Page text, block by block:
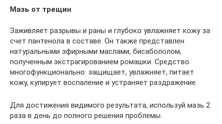
Мазь от трещин
Заживляет разрывы и раны и глубоко увлажняет кожу за
счет пантенола в составе. Он также представлен
натуральными эфирными маслами, бисабололом,
полученным экстрагированием ромашки. Средство
многофункционально: защищает, увлажняет, питает
кожу, купирует воспаление и устраняет раздражение.
Для достижения видимого результата, используй мазь 2
раза в день до полного решения проблемы.